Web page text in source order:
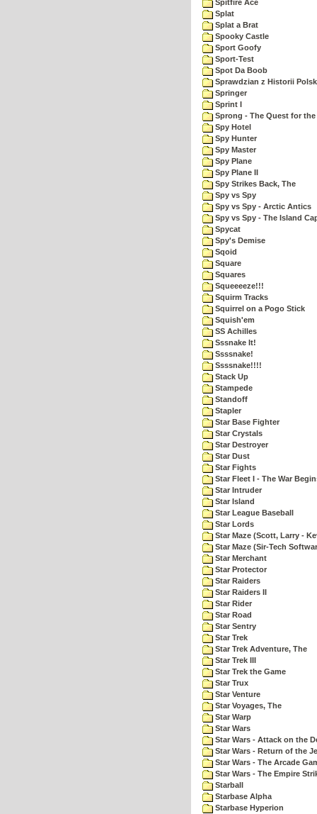
Spitfire Ace
Splat
Splat a Brat
Spooky Castle
Sport Goofy
Sport-Test
Spot Da Boob
Sprawdzian z Historii
Springer
Sprint I
Sprong - The Quest for
Spy Hotel
Spy Hunter
Spy Master
Spy Plane
Spy Plane II
Spy Strikes Back, The
Spy vs Spy
Spy vs Spy - Arctic Antics
Spy vs Spy - The Island
Spycat
Spy's Demise
Sqoid
Square
Squares
Squeeeeze!!!
Squirm Tracks
Squirrel on a Pogo Stick
Squish'em
SS Achilles
Sssnake It!
Ssssnake!
Ssssnake!!!!
Stack Up
Stampede
Standoff
Stapler
Star Base Fighter
Star Crystals
Star Destroyer
Star Dust
Star Fights
Star Fleet I - The War
Star Intruder
Star Island
Star League Baseball
Star Lords
Star Maze (Scott, Larry -
Star Maze (Sir-Tech
Star Merchant
Star Protector
Star Raiders
Star Raiders II
Star Rider
Star Road
Star Sentry
Star Trek
Star Trek Adventure, The
Star Trek III
Star Trek the Game
Star Trux
Star Venture
Star Voyages, The
Star Warp
Star Wars
Star Wars - Attack on the
Star Wars - Return of the
Star Wars - The Arcade
Star Wars - The Empire
Starball
Starbase Alpha
Starbase Hyperion